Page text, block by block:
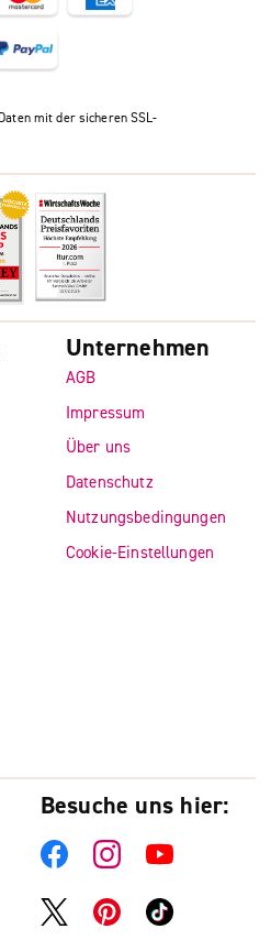
mit der sicheren SSL-
Unternehmen
AGB
Impressum
Über uns
Datenschutz
Nutzungsbedingungen
Cookie-Einstellungen
Besuche uns hier: